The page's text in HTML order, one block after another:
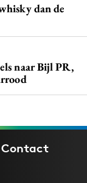
dan de
naar Bijl PR,
Contact